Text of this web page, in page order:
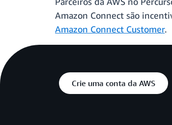
Amazon Connect são
Amazon Connect Customer.
Crie uma conta da AWS